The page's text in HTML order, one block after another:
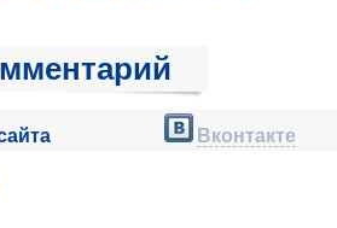
Вконтакте